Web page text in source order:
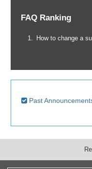
FAQ Ranking
How to change a
Past